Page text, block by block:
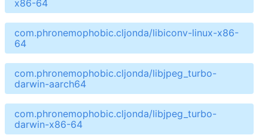
x86-64
com.phronemophobic.cljonda/libiconv-linux-x86-
64
com.phronemophobic.cljonda/libjpeg_turbo-
darwin-aarch64
com.phronemophobic.cljonda/libjpeg_turbo-
darwin-x86-64